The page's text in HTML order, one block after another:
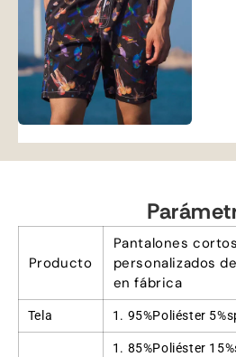
Producto
Pantalones
personalizados
en fábrica
Tela 1. 95%Poliéster
1. 85%Poliéster